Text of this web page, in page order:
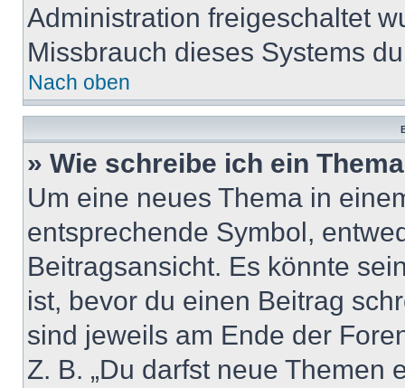
Administration freigeschaltet
Missbrauch dieses Systems
Nach oben
» Wie schreibe ich ein
Um eine neues Thema in
entsprechende Symbol,
Beitragsansicht. Es könnte
ist, bevor du einen Beitrag
sind jeweils am Ende der
Z. B. „Du darfst neue Themen